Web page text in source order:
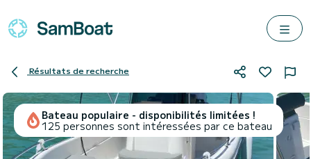
Résultats de recherche
Bateau populaire - disponibilités limitées !
125 personnes sont intéressées par ce bateau